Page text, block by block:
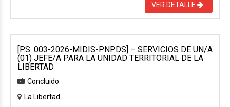
VER DETALLE
[P.S. 003-2026-MIDIS-PNPDS] – SERVICIOS DE UN/A
(01) JEFE/A PARA LA UNIDAD TERRITORIAL DE LA
LIBERTAD
Concluido
La Libertad